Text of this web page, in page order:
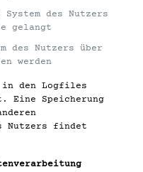
des Nutzers
gelangt
des Nutzers über
werden
in den Logfiles
Eine Speicherung
Nutzers findet